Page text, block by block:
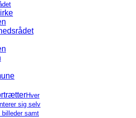
Hver
sig selv
samt